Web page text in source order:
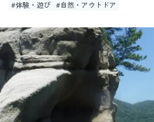
#体験・遊び #自然・アウトドア